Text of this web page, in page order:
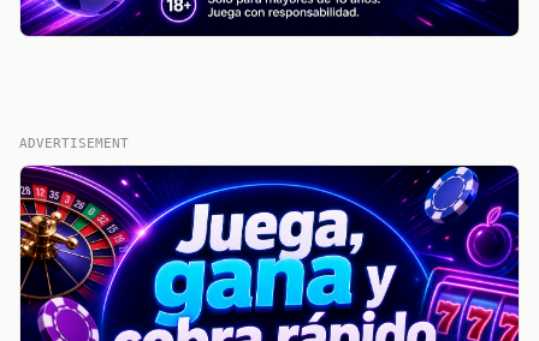
ADVERTISEMENT